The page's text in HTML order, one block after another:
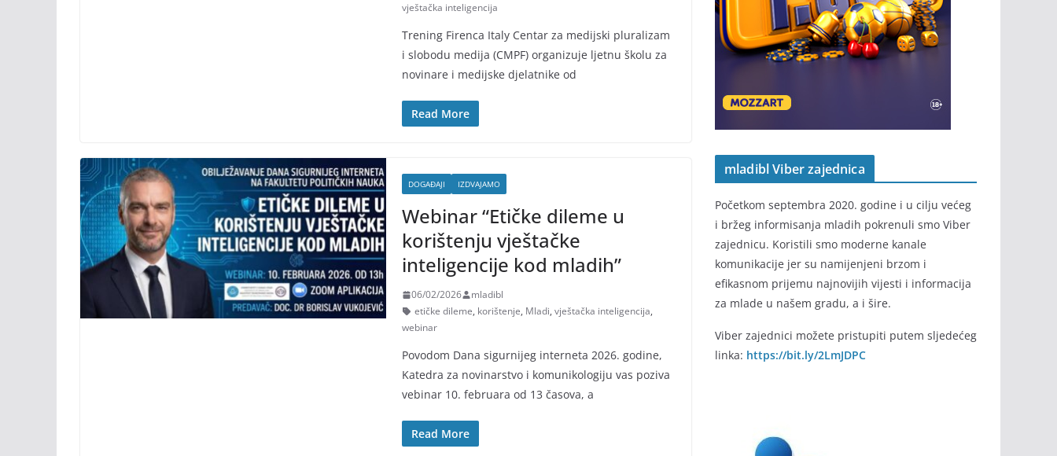
vještačka inteligencija
Trening Firenca Italy Centar za medijski pluralizam
i slobodu medija (CMPF) organizuje ljetnu školu za
novinare i medijske djelatnike od
Read More
DOGAĐAJI IZDVAJAMO
Webinar “Etičke dileme u
korištenju vještačke
inteligencije kod mladih”
06/02/2026
mladibl
etičke dileme, korištenje, Mladi, vještačka inteligencija,
webinar
Povodom Dana sigurnijeg interneta 2026. godine,
Katedra za novinarstvo i komunikologiju vas poziva
vebinar 10. februara od 13 časova, a
Read More
mladibl Viber zajednica
Početkom septembra 2020. godine i u cilju većeg
i bržeg informisanja mladih pokrenuli smo Viber
zajednicu. Koristili smo moderne kanale
komunikacije jer su namijenjeni brzom i
efikasnom prijemu najnovijih vijesti i informacija
za mlade u našem gradu, a i šire.
Viber zajednici možete pristupiti putem sljedećeg
linka: https://bit.ly/2LmJDPC